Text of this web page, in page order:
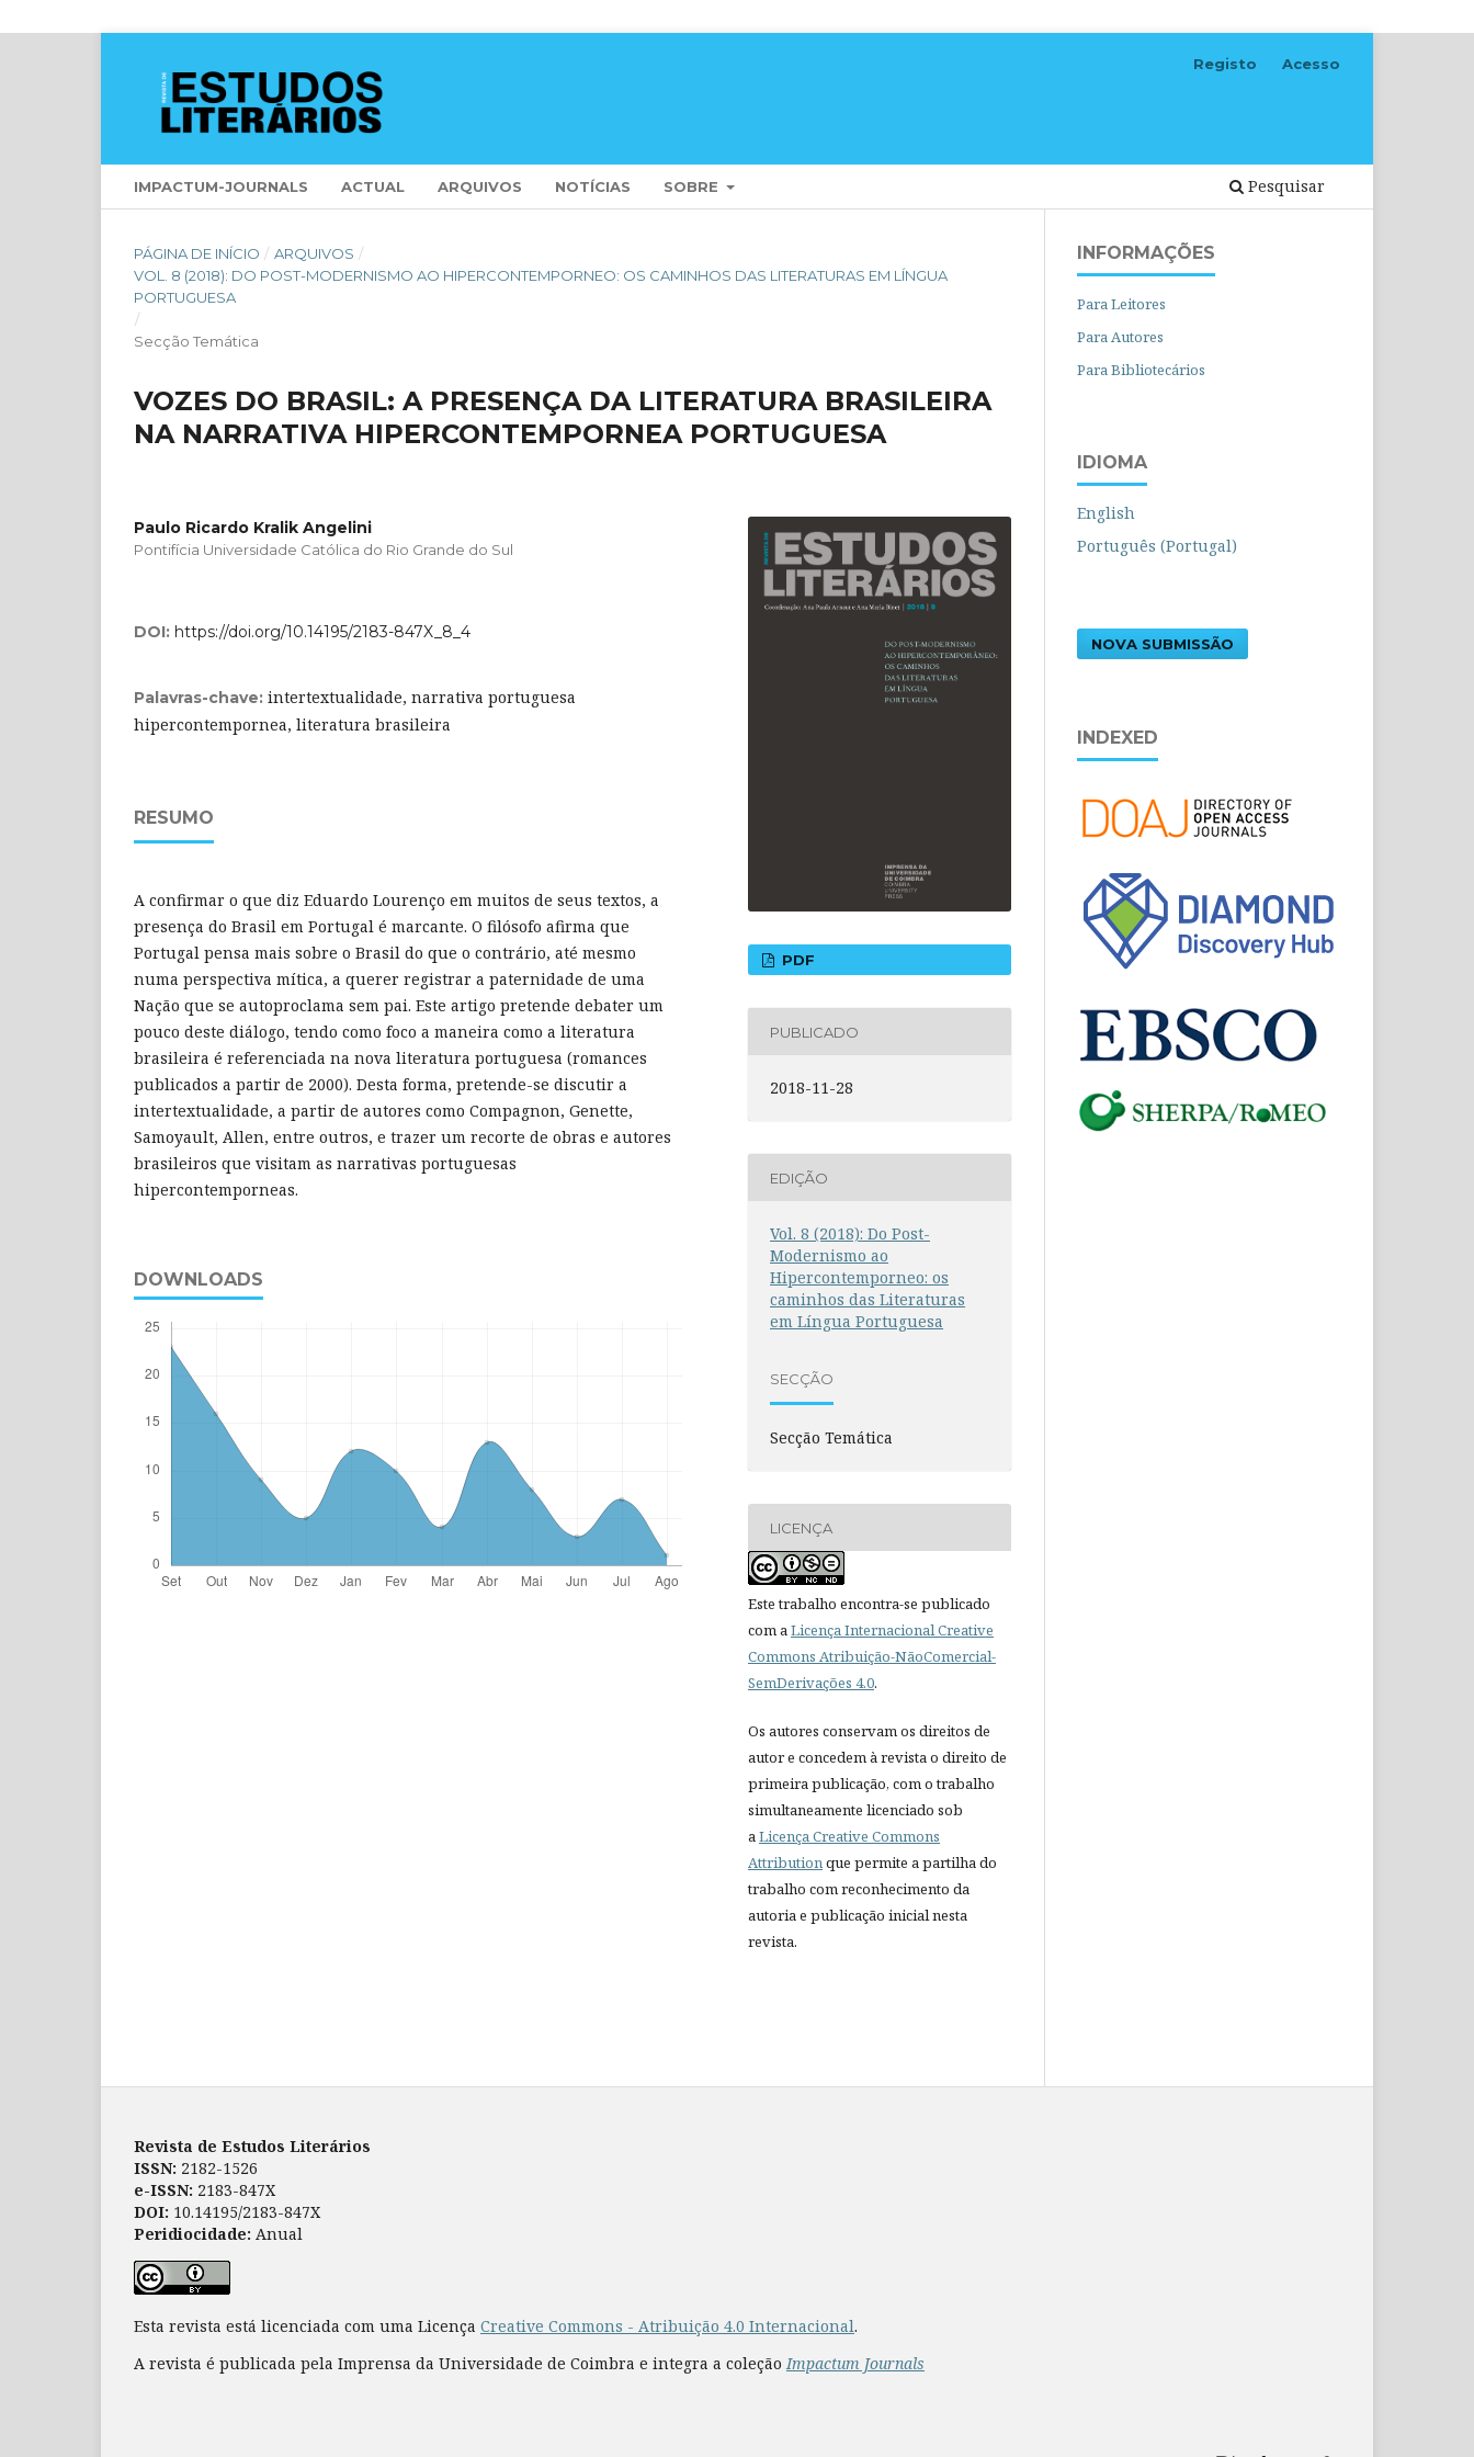
IMPACTUM-JOURNALS ACTUAL ARQUIVOS NOTÍCIAS SOBRE Pesquisar
Registo Acesso
PÁGINA DE INÍCIO / ARQUIVOS /
VOL. 8 (2018): DO POST-MODERNISMO AO HIPERCONTEMPORNEO: OS CAMINHOS DAS LITERATURAS EM LÍNGUA
PORTUGUESA
/
Secção Temática
VOZES DO BRASIL: A PRESENÇA DA LITERATURA BRASILEIRA
NA NARRATIVA HIPERCONTEMPORNEA PORTUGUESA
Paulo Ricardo Kralik Angelini
Pontifícia Universidade Católica do Rio Grande do Sul
DOI: https://doi.org/10.14195/2183-847X_8_4
Palavras-chave: intertextualidade, narrativa portuguesa
hipercontempornea, literatura brasileira
RESUMO
A confirmar o que diz Eduardo Lourenço em muitos de seus textos, a
presença do Brasil em Portugal é marcante. O filósofo afirma que
Portugal pensa mais sobre o Brasil do que o contrário, até mesmo
numa perspectiva mítica, a querer registrar a paternidade de uma
Nação que se autoproclama sem pai. Este artigo pretende debater um
pouco deste diálogo, tendo como foco a maneira como a literatura
brasileira é referenciada na nova literatura portuguesa (romances
publicados a partir de 2000). Desta forma, pretende-se discutir a
intertextualidade, a partir de autores como Compagnon, Genette,
Samoyault, Allen, entre outros, e trazer um recorte de obras e autores
brasileiros que visitam as narrativas portuguesas
hipercontemporneas.
DOWNLOADS
PDF
PUBLICADO
2018-11-28
EDIÇÃO
Vol. 8 (2018): Do Post-
Modernismo ao
Hipercontemporneo: os
caminhos das Literaturas
em Língua Portuguesa
SECÇÃO
Secção Temática
LICENÇA
Este trabalho encontra-se publicado
com aLicença Internacional Creative
Commons Atribuição-NãoComercial-
SemDerivações 4.0.
Os autores conservam os direitos de
autor e concedem à revista o direito de
primeira publicação, com o trabalho
simultaneamente licenciado sob
aLicença Creative Commons
Attributionque permite a partilha do
trabalho com reconhecimento da
autoria e publicação inicial nesta
revista.
INFORMAÇÕES
Para Leitores
Para Autores
Para Bibliotecários
IDIOMA
English
Português (Portugal)
NOVA SUBMISSÃO
INDEXED
Revista de Estudos Literários
ISSN: 2182-1526
e-ISSN: 2183-847X
DOI: 10.14195/2183-847X
Peridiocidade: Anual
Esta revista está licenciada com uma Licença Creative Commons - Atribuição 4.0 Internacional.
A revista é publicada pela Imprensa da Universidade de Coimbra e integra a coleçãoImpactum Journals